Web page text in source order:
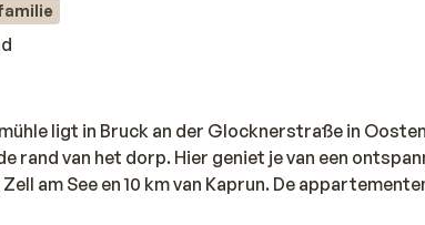
ligt in Bruck an der Glocknerstraße in
rand van het dorp. Hier geniet je van een
am See en 10 km van Kaprun. De
met alles wat je nodig hebt voor een fijne